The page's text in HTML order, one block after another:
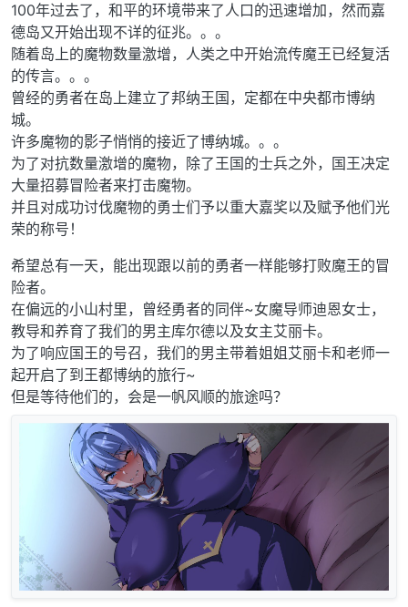
100年过去了，和平的环境带来了人口的迅速增加，然而嘉
德岛又开始出现不详的征兆。。。
随着岛上的魔物数量激增，人类之中开始流传魔王已经复活
的传言。。。
曾经的勇者在岛上建立了邦纳王国，定都在中央都市博纳
城。
许多魔物的影子悄悄的接近了博纳城。。。
为了对抗数量激增的魔物，除了王国的士兵之外，国王决定
大量招募冒险者来打击魔物。
并且对成功讨伐魔物的勇士们予以重大嘉奖以及赋予他们光
荣的称号！
希望总有一天，能出现跟以前的勇者一样能够打败魔王的冒
险者。
在偏远的小山村里，曾经勇者的同伴~女魔导师迪恩女士，
教导和养育了我们的男主库尔德以及女主艾丽卡。
为了响应国王的号召，我们的男主带着姐姐艾丽卡和老师一
起开启了到王都博纳的旅行~
但是等待他们的，会是一帆风顺的旅途吗？